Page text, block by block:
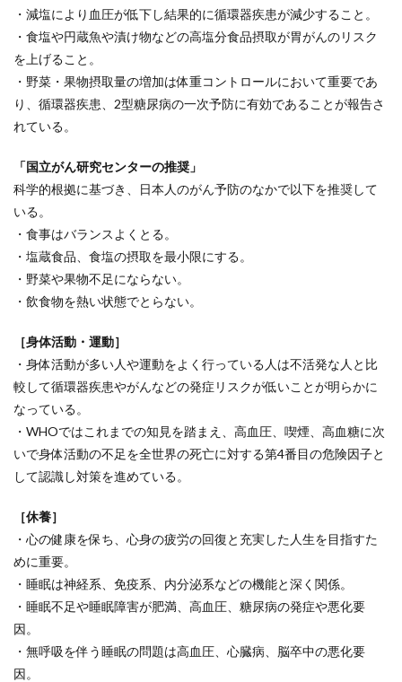
・減塩により血圧が低下し結果的に循環器疾患が減少すること。
・食塩や円蔵魚や漬け物などの高塩分食品摂取が胃がんのリスク
を上げること。
・野菜・果物摂取量の増加は体重コントロールにおいて重要であ
り、循環器疾患、2型糖尿病の一次予防に有効であることが報告さ
れている。
「国立がん研究センターの推奨」
科学的根拠に基づき、日本人のがん予防のなかで以下を推奨して
いる。
・食事はバランスよくとる。
・塩蔵食品、食塩の摂取を最小限にする。
・野菜や果物不足にならない。
・飲食物を熱い状態でとらない。
［身体活動・運動］
・身体活動が多い人や運動をよく行っている人は不活発な人と比
較して循環器疾患やがんなどの発症リスクが低いことが明らかに
なっている。
・WHOではこれまでの知見を踏まえ、高血圧、喫煙、高血糖に次
いで身体活動の不足を全世界の死亡に対する第4番目の危険因子と
して認識し対策を進めている。
［休養］
・心の健康を保ち、心身の疲労の回復と充実した人生を目指すた
めに重要。
・睡眠は神経系、免疫系、内分泌系などの機能と深く関係。
・睡眠不足や睡眠障害が肥満、高血圧、糖尿病の発症や悪化要
因。
・無呼吸を伴う睡眠の問題は高血圧、心臓病、脳卒中の悪化要
因。